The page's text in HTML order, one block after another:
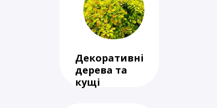
Декоративні
дерева та
кущі